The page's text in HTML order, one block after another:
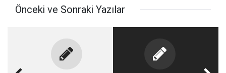
Önceki ve Sonraki Yazılar